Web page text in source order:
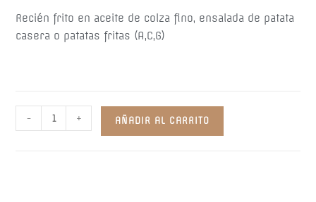
Recién frito en aceite de colza fino, ensalada de patata
casera o patatas fritas (A,C,G)
Backhendl
fresco
- + AÑADIR AL CARRITO